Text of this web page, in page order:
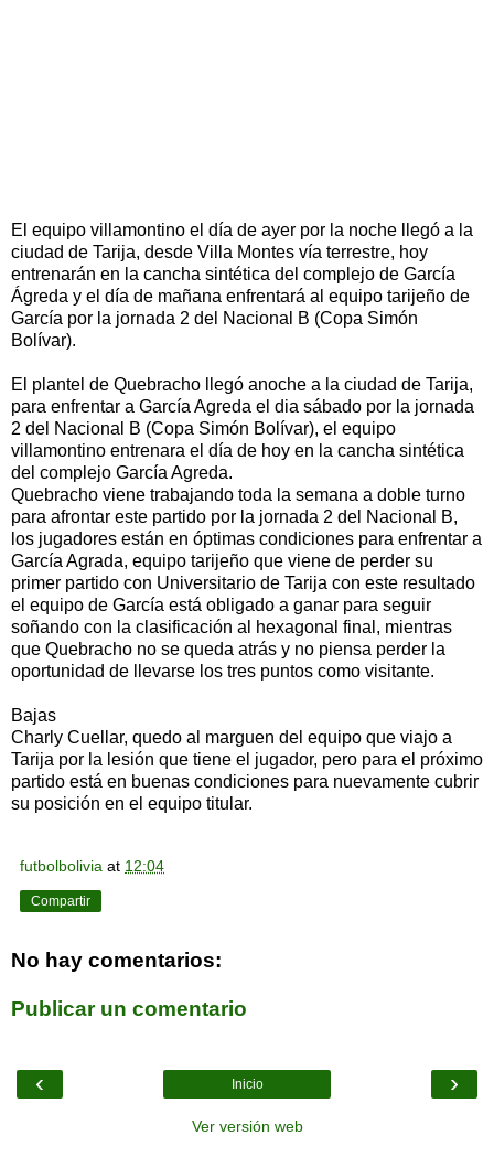
El equipo villamontino el día de ayer por la noche llegó a la
ciudad de Tarija, desde Villa Montes vía terrestre, hoy
entrenarán en la cancha sintética del complejo de García
Ágreda y el día de mañana enfrentará al equipo tarijeño de
García por la jornada 2 del Nacional B (Copa Simón
Bolívar).
El plantel de Quebracho llegó anoche a la ciudad de Tarija,
para enfrentar a García Agreda el dia sábado por la jornada
2 del Nacional B (Copa Simón Bolívar), el equipo
villamontino entrenara el día de hoy en la cancha sintética
del complejo García Agreda.
Quebracho viene trabajando toda la semana a doble turno
para afrontar este partido por la jornada 2 del Nacional B,
los jugadores están en óptimas condiciones para enfrentar a
García Agrada, equipo tarijeño que viene de perder su
primer partido con Universitario de Tarija con este resultado
el equipo de García está obligado a ganar para seguir
soñando con la clasificación al hexagonal final, mientras
que Quebracho no se queda atrás y no piensa perder la
oportunidad de llevarse los tres puntos como visitante.
Bajas
Charly Cuellar, quedo al marguen del equipo que viajo a
Tarija por la lesión que tiene el jugador, pero para el próximo
partido está en buenas condiciones para nuevamente cubrir
su posición en el equipo titular.
futbolbolivia at 12:04
Compartir
No hay comentarios:
Publicar un comentario
‹ ›
Inicio
Ver versión web